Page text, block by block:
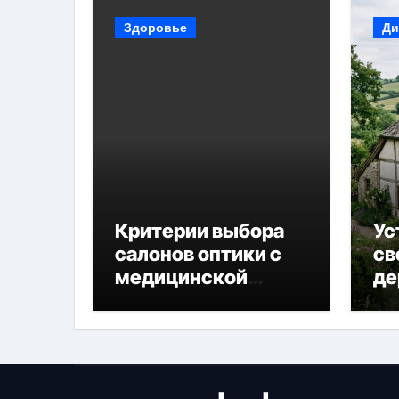
Здоровье
Критерии выбора
салонов оптики с
медицинской
диагностикой